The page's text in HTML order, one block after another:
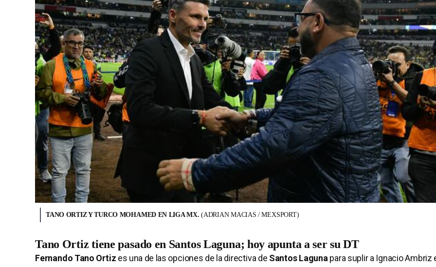
TANO ORTIZ Y TURCO MOHAMED EN LIGA MX. (ADRIAN MACIAS / MEXSPORT)
Tano Ortiz tiene pasado en Santos Laguna; hoy apunta a ser su DT
Fernando Tano Ortiz es una de las opciones de la directiva de Santos Lagunapara suplir a Ignacio Ambriz